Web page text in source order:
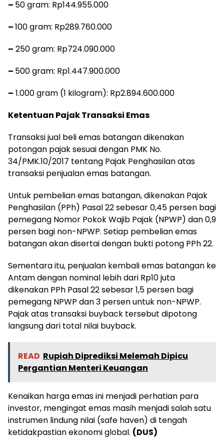
– 50 gram: Rp144.955.000
–100 gram: Rp289.760.000
– 250 gram: Rp724.090.000
– 500 gram: Rp1.447.900.000
– 1.000 gram (1 kilogram): Rp2.894.600.000
Ketentuan Pajak Transaksi Emas
Transaksi jual beli emas batangan dikenakan
potongan pajak sesuai dengan PMK No.
34/PMK.10/2017 tentang Pajak Penghasilan atas
transaksi penjualan emas batangan.
Untuk pembelian emas batangan, dikenakan Pajak
Penghasilan (PPh) Pasal 22 sebesar 0,45 persen bagi
pemegang Nomor Pokok Wajib Pajak (NPWP) dan 0,9
persen bagi non-NPWP. Setiap pembelian emas
batangan akan disertai dengan bukti potong PPh 22.
Sementara itu, penjualan kembali emas batangan ke
Antam dengan nominal lebih dari Rp10 juta
dikenakan PPh Pasal 22 sebesar 1,5 persen bagi
pemegang NPWP dan 3 persen untuk non-NPWP.
Pajak atas transaksi buyback tersebut dipotong
langsung dari total nilai buyback.
READ Rupiah Diprediksi Melemah Dipicu
Pergantian Menteri Keuangan
Kenaikan harga emas ini menjadi perhatian para
investor, mengingat emas masih menjadi salah satu
instrumen lindung nilai (safe haven) di tengah
ketidakpastian ekonomi global. (DUS)